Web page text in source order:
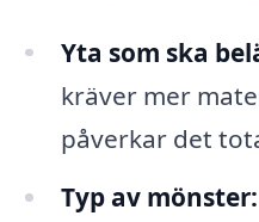
Yta som ska
kräver mer
påverkar det
Typ av mönster: